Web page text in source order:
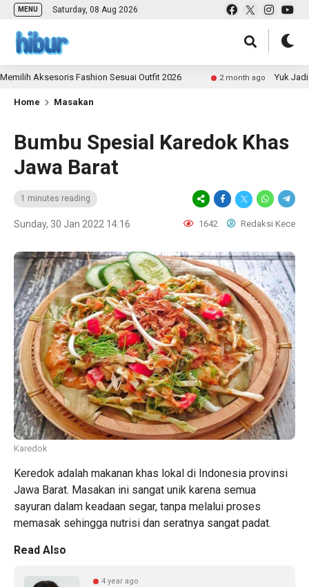
MENU Saturday, 08 Aug 2026
Aksesoris Fashion Sesuai Outfit 2026 2 month ago Yuk Jadi
Home Masakan
Bumbu Spesial Karedok Khas
Jawa Barat
1 minutes reading
Sunday, 30 Jan 2022 14:16 1642 Redaksi Kece
Karedok
Keredok adalah makanan khas lokal di Indonesia provinsi
Jawa Barat. Masakan ini sangat unik karena semua
sayuran dalam keadaan segar, tanpa melalui proses
memasak sehingga nutrisi dan seratnya sangat padat.
Read Also
4 year ago